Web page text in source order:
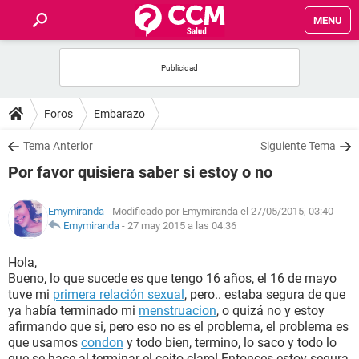
MENU
FOROS
SALUD
NUTRICIÓN
BIENESTAR
SEXUALIDAD
GLOSARIO
Foros Embarazo
Tema Anterior Siguiente Tema
Por favor quisiera saber si estoy o no
Emymiranda - Modificado por Emymiranda el 27/05/2015, 03:40
Emymiranda - 27 may 2015 a las 04:36
Hola,
Bueno, lo que sucede es que tengo 16 años, el 16 de mayo
tuve mi primera relación sexual, pero.. estaba segura de que
ya había terminado mi menstruacion, o quizá no y estoy
afirmando que si, pero eso no es el problema, el problema es
que usamos condon y todo bien, termino, lo saco y todo lo